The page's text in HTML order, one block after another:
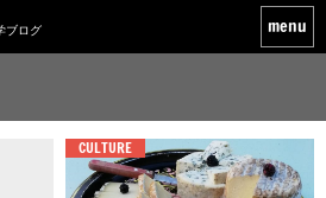
ブログ
CULTURE